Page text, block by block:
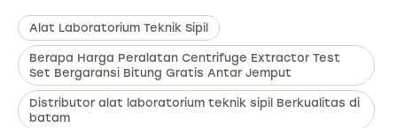
Alat Laboratorium Teknik Sipil
Berapa Harga Peralatan Centrifuge Extractor Test
Set Bergaransi Bitung Gratis Antar Jemput
Distributor alat laboratorium teknik sipil Berkualitas di
batam